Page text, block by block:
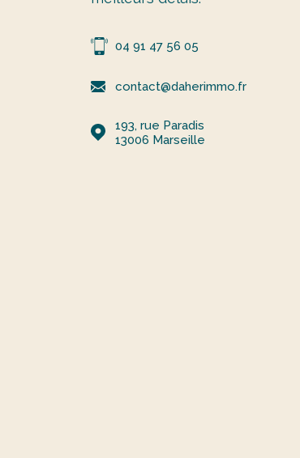
04 91 47 56 05
contact@daherimmo.fr
193, rue Paradis
13006
Marseille